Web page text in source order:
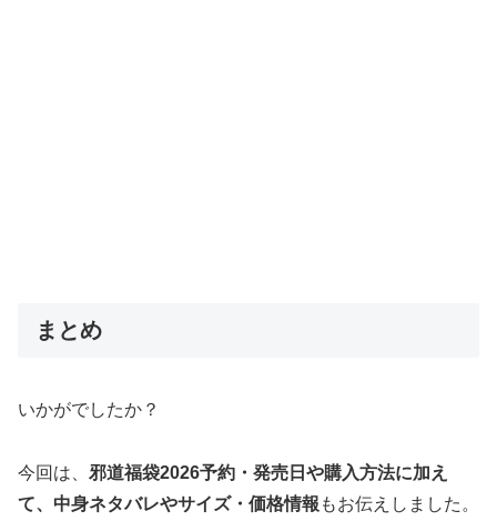
まとめ
いかがでしたか？
今回は、 邪道福袋2026予約・発売日や購入方法に加え
て、中身ネタバレやサイズ・価格情報 もお伝えしました。